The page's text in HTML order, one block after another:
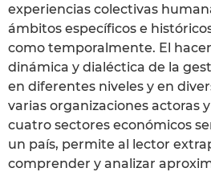
experiencias colectivas
ámbitos específicos e
como temporalmente. El
dinámica y dialéctica de la
en diferentes niveles y en
varias organizaciones actoras
cuatro sectores económicos
un país, permite al lector
comprender y analizar